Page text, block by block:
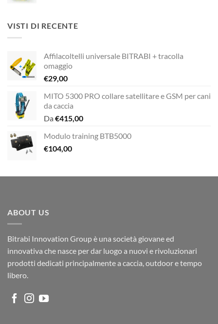
era:
VISTI DI RECENTE
Affilacoltelli universale BITRABI + tracolla
omaggio
€29,00
MITO 5300 PRO collare satellitare e GSM per cani
da caccia
Da €415,00
Modulo training BTB5000
€104,00
ABOUT US
Bitrabi Innovation Group è una società giovane ed
innovativa che nasce per dar luogo a nuovi e rivoluzionari
prodotti dedicati principalmente a caccia, outdoor e tempo
libero.